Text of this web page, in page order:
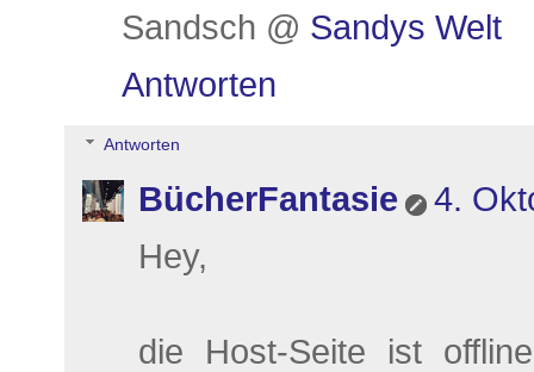
Sandsch @ Sandys Welt
Antworten
Antworten
BücherFantasie
4.
Hey,
die Host-Seite ist